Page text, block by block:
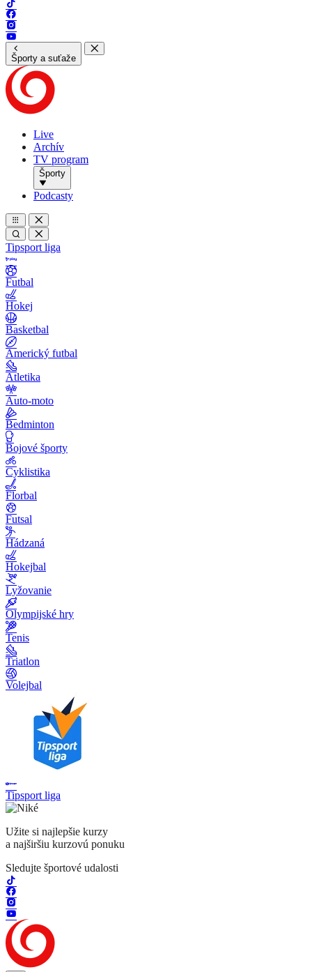
Športy a suťaže
Live
Archív
TV program
Športy
Podcasty
Tipsport liga
Futbal
Hokej
Basketbal
Americký futbal
Atletika
Auto-moto
Bedminton
Bojové športy
Cyklistika
Florbal
Futsal
Hádzaná
Hokejbal
Lyžovanie
Olympijské hry
Tenis
Triatlon
Volejbal
Tipsport liga
Užite si najlepšie kurzy
a najširšiu kurzovú ponuku
Sledujte športové udalosti